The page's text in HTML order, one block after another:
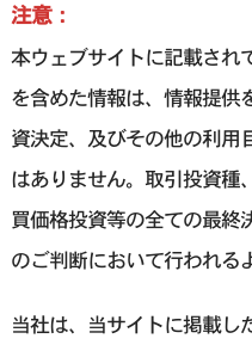
注意：
本ウェブサイトに記載され
を含めた情報は、情報提供
資決定、及びその他の利用
はありません。取引投資種
買価格投資等の全ての最終
のご判断において行われる
当社は、当サイトに掲載し